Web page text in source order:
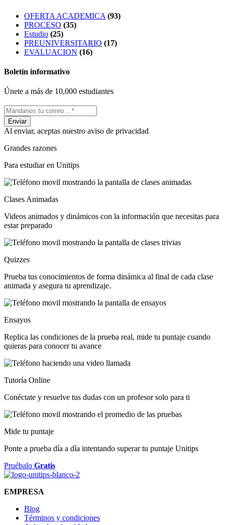
OFERTA ACADEMICA (93)
PROCESO (35)
Estudio (25)
PREUNIVERSITARIO (17)
EVALUACION (16)
Boletín informativo
Únete a más de 10,000 estudiantes
Al enviar, aceptas nuestro aviso de privacidad
Grandes razones
Para estudiar en Unitips
Clases Animadas
Videos animados y dinámicos con la información que necesitas para
estar preparado
Quizzes
Prueba tus conocimientos de forma dinámica al final de cada clase
animada y asegura tu aprendizaje.
Ensayos
Replica las condiciones de la prueba real, mide tu puntaje cuando
quieras para conocer tu avance
Tutoría Online
Conéctate y resuelve tus dudas con un profesor solo para ti
Mide tu puntaje
Ponte a prueba día a día intentando superar tu puntaje Unitips
Pruébalo Gratis
EMPRESA
Blog
Términos y condiciones